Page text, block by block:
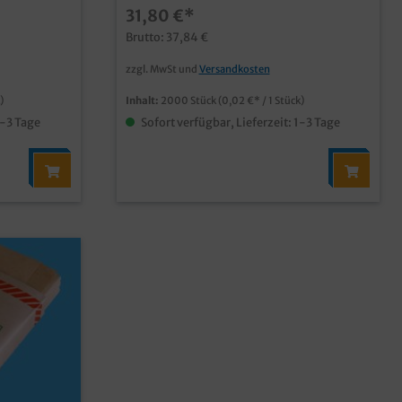
Tage
Gewerbe qualitatives HDPE Material T10
40 Rollen á 50 Stück
31,80 €*
Brutto: 37,84 €
zzgl. MwSt und Versandkosten
Inhalt: 2000 Stück (0,02 €* / 1 Stück)
Sofort verfügbar, Lieferzeit: 1-3 Tage